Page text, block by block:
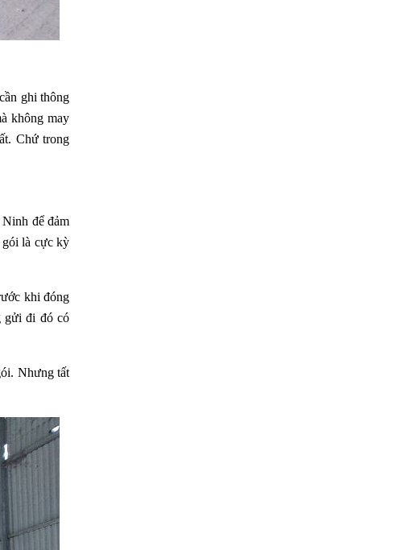
ghi thông
không may
Chứ trong
để đảm
gói là cực kỳ
khi đóng
gửi đi đó có
Nhưng tất